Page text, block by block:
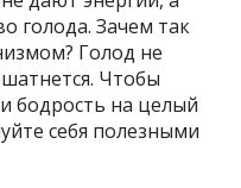
голода. Зачем так
Голод не
Чтобы
бодрость на целый
себя полезными